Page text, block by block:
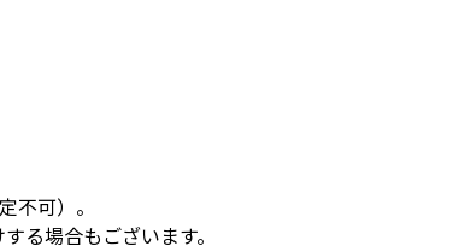
不可）。
る場合もございます。